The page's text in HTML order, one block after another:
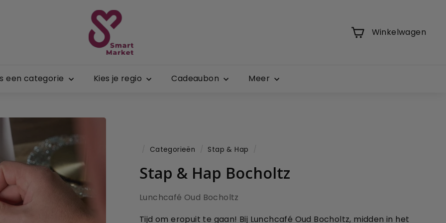
S
m
a
r
M
Winkelwagen
een categorie Kies je regio Cadeaubon Meer
Categorieën Stap & Hap
Stap & Hap Bocholtz
Lunchcafé Oud Bocholtz
Tijd om eropuit te gaan! Bij Lunchcafé Oud Bocholtz, midden in het